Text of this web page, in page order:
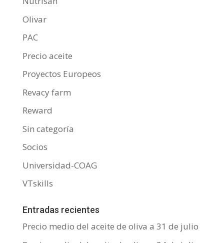
Olivar
PAC
Precio aceite
Proyectos Europeos
Revacy farm
Reward
Sin categoría
Socios
Universidad-COAG
VTskills
Entradas recientes
Precio medio del aceite de oliva a 31 de julio